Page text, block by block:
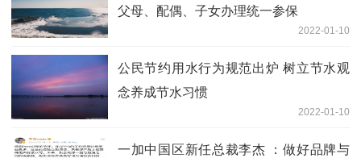
父母、配偶、子女办理统一参保
2022-01-10
公民节约用水行为规范出炉 树立节水观
念养成节水习惯
2022-01-10
一加中国区新任总裁李杰 ：做好品牌与